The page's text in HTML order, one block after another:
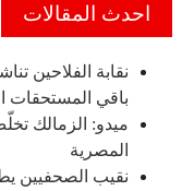
احدث المقالات
نقابة الفلاحين
باقي المستحقات
ميدو: الزمالك
المصرية
نقيب الصحفيين